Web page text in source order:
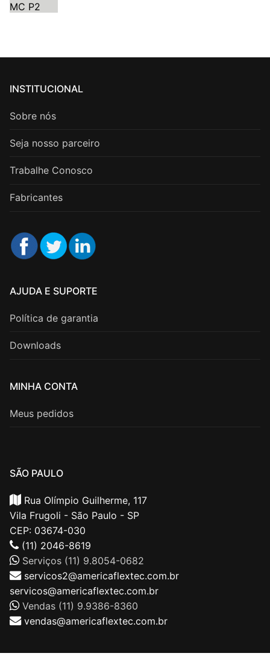
INSTITUCIONAL
Sobre nós
Seja nosso parceiro
Trabalhe Conosco
Fabricantes
AJUDA E SUPORTE
Política de garantia
Downloads
MINHA CONTA
Meus pedidos
SÃO PAULO
Rua Olímpio Guilherme, 117
Vila Frugoli - São Paulo - SP
CEP: 03674-030
(11) 2046-8619
Serviços (11) 9.8054-0682
servicos2@americaflextec.com.br
servicos@americaflextec.com.br
Vendas (11) 9.9386-8360
vendas@americaflextec.com.br